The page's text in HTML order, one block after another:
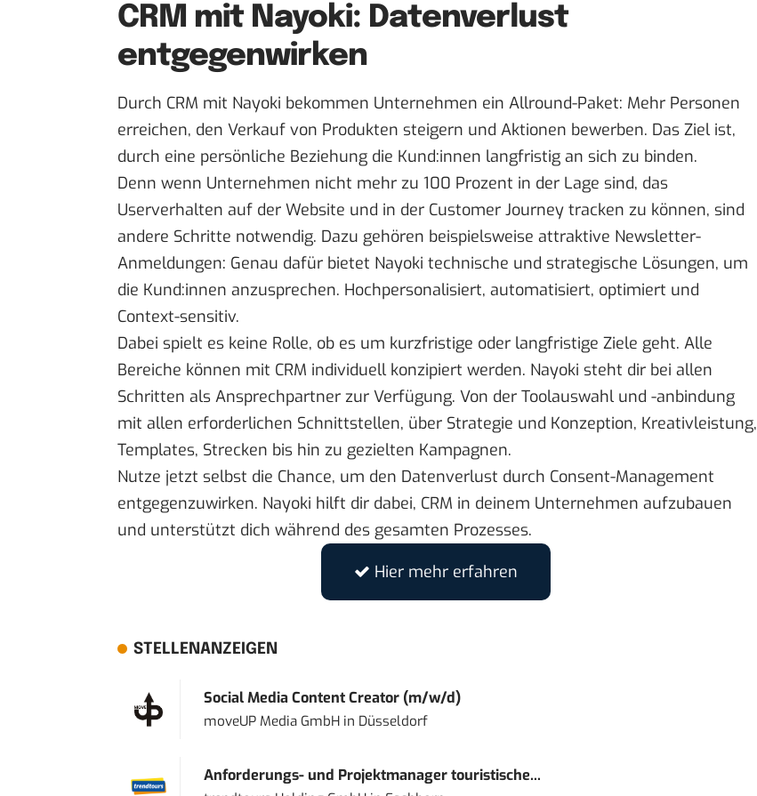
CRM mit Nayoki: Datenverlust
entgegenwirken
Durch CRM mit Nayoki bekommen Unternehmen ein Allround-Paket: Mehr Personen
erreichen, den Verkauf von Produkten steigern und Aktionen bewerben. Das Ziel ist,
durch eine persönliche Beziehung die Kund:innen langfristig an sich zu binden.
Denn wenn Unternehmen nicht mehr zu 100 Prozent in der Lage sind, das
Userverhalten auf der Website und in der Customer Journey tracken zu können, sind
andere Schritte notwendig. Dazu gehören beispielsweise attraktive Newsletter-
Anmeldungen: Genau dafür bietet Nayoki technische und strategische Lösungen, um
die Kund:innen anzusprechen. Hochpersonalisiert, automatisiert, optimiert und
Context-sensitiv.
Dabei spielt es keine Rolle, ob es um kurzfristige oder langfristige Ziele geht. Alle
Bereiche können mit CRM individuell konzipiert werden. Nayoki steht dir bei allen
Schritten als Ansprechpartner zur Verfügung. Von der Toolauswahl und -anbindung
mit allen erforderlichen Schnittstellen, über Strategie und Konzeption, Kreativleistung,
Templates, Strecken bis hin zu gezielten Kampagnen.
Nutze jetzt selbst die Chance, um den Datenverlust durch Consent-Management
entgegenzuwirken. Nayoki hilft dir dabei, CRM in deinem Unternehmen aufzubauen
und unterstützt dich während des gesamten Prozesses.
Hier mehr erfahren
STELLENANZEIGEN
Social Media Content Creator (m/w/d)
moveUP Media GmbHin Düsseldorf
Anforderungs- und Projektmanager touristische...